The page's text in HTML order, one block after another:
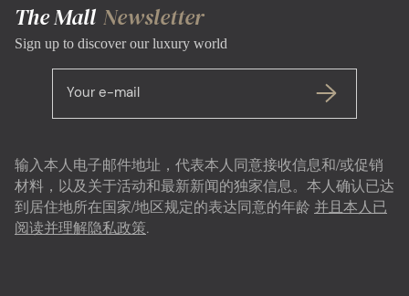
The Mall Newsletter
Sign up to discover our luxury world
Your e-mail
输入本人电子邮件地址，代表本人同意接收信息和/或促销
材料，以及关于活动和最新新闻的独家信息。本人确认已达
到居住地所在国家/地区规定的表达同意的年龄 并且本人已
阅读并理解隐私政策.